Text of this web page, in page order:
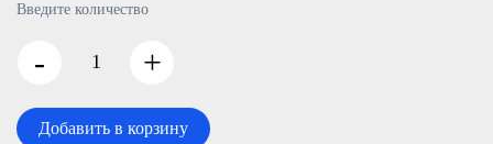
Введите количество
- +
Добавить в корзину